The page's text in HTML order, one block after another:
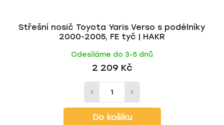
Střešní nosič Toyota Yaris Verso s podélníky
2000-2005, FE tyč | HAKR
Odesíláme do 3-5 dnů
2 209 Kč
Do košíku